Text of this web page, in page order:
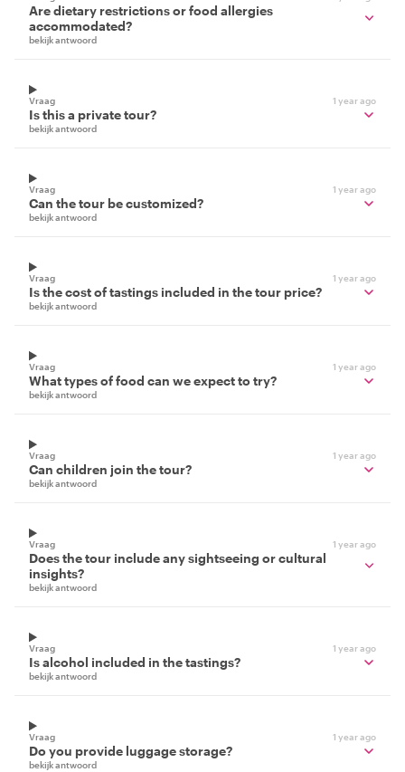
Are dietary restrictions or food allergies
accommodated?
bekijk antwoord
Vraag 1 year ago
Is this a private tour?
bekijk antwoord
Vraag 1 year ago
Can the tour be customized?
bekijk antwoord
Vraag 1 year ago
Is the cost of tastings included in the tour price?
bekijk antwoord
Vraag 1 year ago
What types of food can we expect to try?
bekijk antwoord
Vraag 1 year ago
Can children join the tour?
bekijk antwoord
Vraag 1 year ago
Does the tour include any sightseeing or cultural
insights?
bekijk antwoord
Vraag 1 year ago
Is alcohol included in the tastings?
bekijk antwoord
Vraag 1 year ago
Do you provide luggage storage?
bekijk antwoord